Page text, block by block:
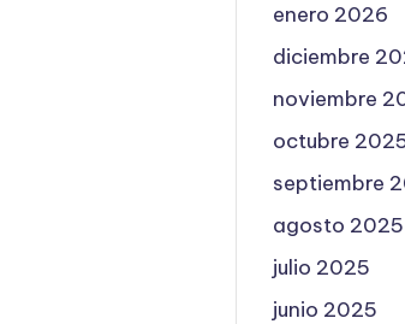
enero 2026
diciembre
noviembre
octubre
septiembre
agosto 2025
julio 2025
junio 2025